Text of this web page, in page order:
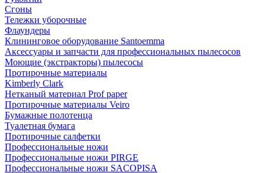
Сгоны
Тележки уборочные
Флаундеры
Клининговое оборудование Santoemma
Аксессуары и запчасти для профессиональных пылесосов
Моющие (экстракторы) пылесосы
Протирочные материалы
Kimberly Clark
Нетканый материал Prof paper
Протирочные материалы Veiro
Бумажные полотенца
Туалетная бумага
Протирочные салфетки
Профессиональные ножи
Профессиональные ножи PIRGE
Профессиональные ножи SACOPISA